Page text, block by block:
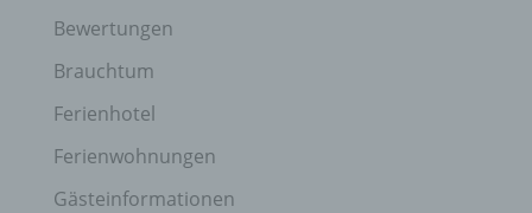
Bewertungen
Brauchtum
Ferienhotel
Ferienwohnungen
Gästeinformationen